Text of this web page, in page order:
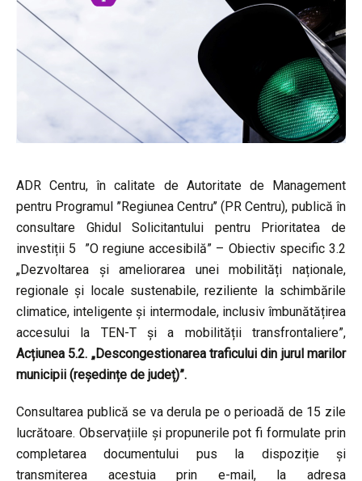
ADR Centru, în calitate de Autoritate de Management
pentru Programul ’’Regiunea Centru’’ (PR Centru), publică în
consultare Ghidul Solicitantului pentru Prioritatea de
investiții 5 ”O regiune accesibilă” – Obiectiv specific 3.2
„Dezvoltarea și ameliorarea unei mobilități naționale,
regionale și locale sustenabile, reziliente la schimbările
climatice, inteligente și intermodale, inclusiv îmbunătățirea
accesului la TEN-T și a mobilității transfrontaliere”,
Acțiunea 5.2. „Descongestionarea traficului din jurul marilor
municipii (reședințe de județ)”.
Consultarea publică se va derula pe o perioadă de 15 zile
lucrătoare. Observațiile și propunerile pot fi formulate prin
completarea documentului pus la dispoziție și
transmiterea acestuia prin e-mail, la adresa